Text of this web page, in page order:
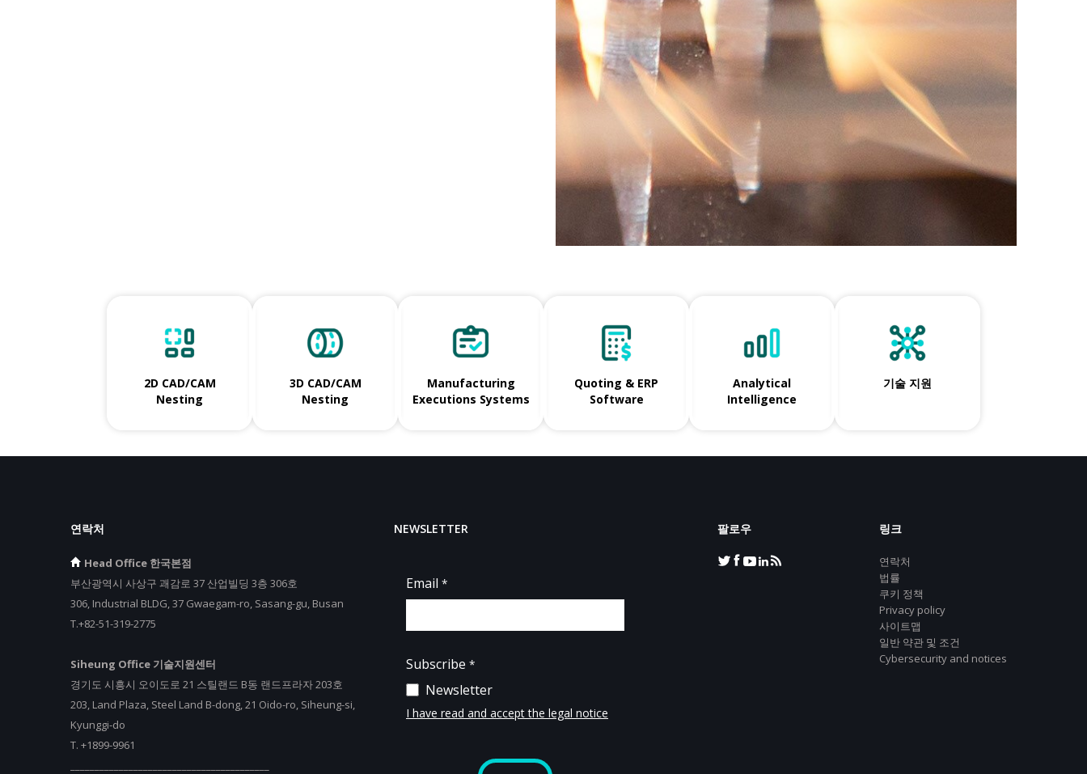
2D CAD/CAM
Nesting
3D CAD/CAM
Nesting
Manufacturing
Executions Systems
Quoting & ERP
Software
Analytical
Intelligence
기술 지원
연락처
Head Office 한국본점
부산광역시 사상구 괘감로 37 산업빌딩 3층 306호
306, Industrial BLDG, 37 Gwaegam-ro, Sasang-gu, Busan
T.+82-51-319-2775
Siheung Office 기술지원센터
경기도 시흥시 오이도로 21 스틸랜드 B동 랜드프라자 203호
203, Land Plaza, Steel Land B-dong, 21 Oido-ro, Siheung-si,
Kyunggi-do
T. +1899-9961
NEWSLETTER 팔로우 링크
연락처
법률
쿠키 정책
Privacy policy
사이트맵
일반 약관 및 조건
Cybersecurity and notices